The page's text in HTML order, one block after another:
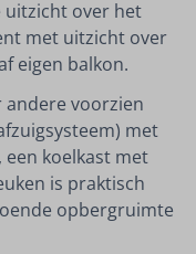
uitzicht over het
met uitzicht over
eigen balkon.
andere voorzien
met
koelkast met
is praktisch
opbergruimte